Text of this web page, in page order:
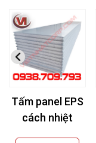
Tấm panel EPS
cách nhiệt